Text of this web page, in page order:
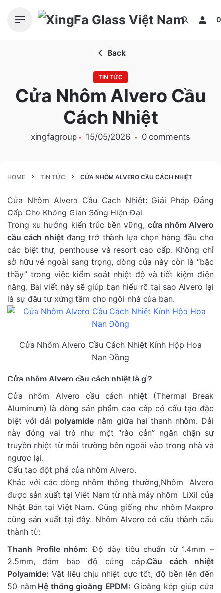
0
Back
TIN TỨC
Cửa Nhôm Alvero Cầu
Cách Nhiệt
xingfagroup 15/05/2026 0 comments
HOME TIN TỨC CỬA NHÔM ALVERO CẦU CÁCH NHIỆT
Cửa Nhôm Alvero Cầu Cách Nhiệt: Giải Pháp Đẳng
Cấp Cho Không Gian Sống Hiện Đại
Trong xu hướng kiến trúc bền vững, cửa nhôm Alvero
cầu cách nhiệt đang trở thành lựa chọn hàng đầu cho
các biệt thự, penthouse và resort cao cấp. Không chỉ
sở hữu vẻ ngoài sang trọng, dòng cửa này còn là “bậc
thầy” trong việc kiểm soát nhiệt độ và tiết kiệm điện
năng. Bài viết này sẽ giúp bạn hiểu rõ tại sao Alvero lại
là sự đầu tư xứng tầm cho ngôi nhà của bạn.
Cửa Nhôm Alvero Cầu Cách Nhiệt Kính Hộp Hoa
Nan Đồng
Cửa nhôm Alvero cầu cách nhiệt là gì?
Cửa nhôm Alvero cầu cách nhiệt (Thermal Break
Aluminum) là dòng sản phẩm cao cấp có cấu tạo đặc
biệt với dải polyamide nằm giữa hai thanh nhôm. Dải
này đóng vai trò như một “rào cản” ngăn chặn sự
truyền nhiệt từ môi trường bên ngoài vào trong nhà và
ngược lại.
Cấu tạo đột phá của nhôm Alvero.
Khác với các dòng nhôm thông thường,Nhôm Alvero
được sản xuất tại Viêt Nam từ nhà máy nhôm LiXil của
Nhật Bản tại Việt Nam. Cũng giống như nhôm Maxpro
cũng sản xuất tại đây. Nhôm Alvero có cấu thành cấu
thành từ:
Thanh Profile nhôm: Độ dày tiêu chuẩn từ 1.4mm –
2.5mm, đảm bảo độ cứng cáp.Cầu cách nhiệt
Polyamide: Vật liệu chịu nhiệt cực tốt, độ bền lên đến
50 năm.Hệ thống gioăng EPDM: Gioăng kép giúp cửa